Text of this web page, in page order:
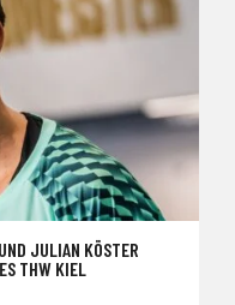
JULIAN KÖSTER
THW KIEL